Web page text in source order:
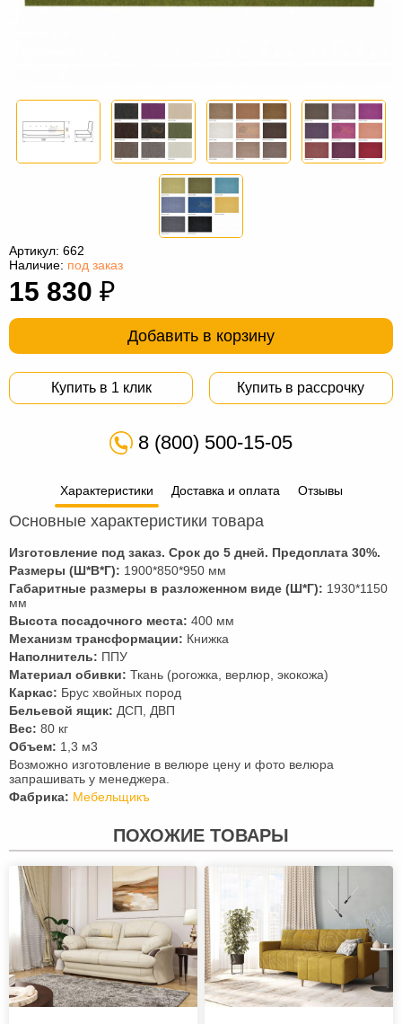
компьютер
для
ванной
Мебель
трансформер
Матрасы
Кресла-
ротанга
мебель
Косметологическое
оборудование
Артикул: 662
Наличие: под заказ
15 830 ₽
Добавить в корзину
Купить в 1 клик Купить в рассрочку
8 (800) 500-15-05
Характеристики Доставка и оплата Отзывы
Основные характеристики товара
Изготовление под заказ. Срок до 5 дней. Предоплата 30%.
Размеры (Ш*В*Г): 1900*850*950 мм
Габаритные размеры в разложенном виде (Ш*Г): 1930*1150
мм
Высота посадочного места: 400 мм
Механизм трансформации: Книжка
Наполнитель: ППУ
Материал обивки: Ткань (рогожка, верлюр, экокожа)
Каркас: Брус хвойных пород
Бельевой ящик: ДСП, ДВП
Вес: 80 кг
Объем: 1,3 м3
Возможно изготовление в велюре цену и фото велюра
запрашивать у менеджера.
Фабрика: Мебельщикъ
ПОХОЖИЕ ТОВАРЫ